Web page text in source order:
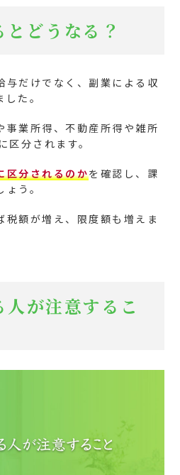
どうなる？
与だけでなく、副業による収
た。
事業所得、不動産所得や雑所
区分されます。
区分されるのかを確認し、課
う。
税額が増え、限度額も増えま
が注意するこ